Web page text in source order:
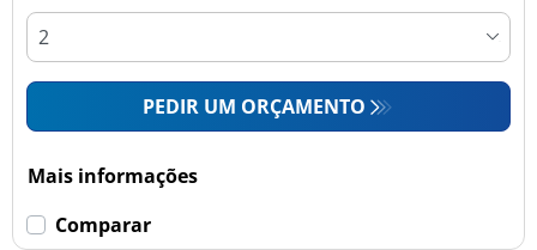
PEDIR UM ORÇAMENTO
Mais informações
Comparar